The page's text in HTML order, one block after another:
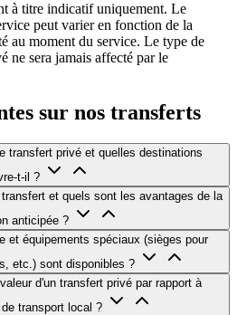
à titre indicatif uniquement. Le
peut varier en fonction de la
au moment du service. Le type de
ne sera jamais affecté par le
sur nos transferts
transfert privé et quelles destinations
t-il ?
et quels sont les avantages de la
anticipée ?
et équipements spéciaux (sièges pour
etc.) sont disponibles ?
d'un transfert privé par rapport à
transport local ?